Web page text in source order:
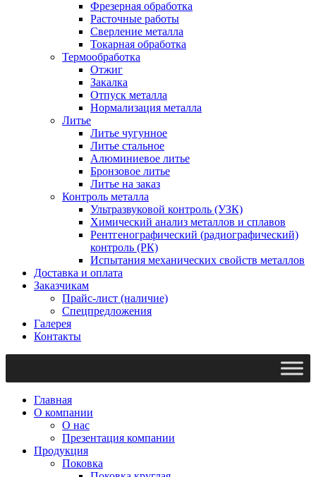
Фрезерная обработка
Расточные работы
Сверление металла
Токарная обработка
Термообработка
Отжиг
Закалка
Отпуск металла
Нормализация металла
Литье
Литье чугунное
Литье стальное
Алюминиевое литье
Бронзовое литье
Литье на заказ
Контроль металла
Ультразвуковой контроль (УЗК)
Химический анализ металлов и сплавов
Рентгенографический (радиографический)
контроль (РК)
Испытания механических свойств металлов
Доставка и оплата
Заказчикам
Прайс-лист (наличие)
Спецпредложения
Галерея
Контакты
Главная
О компании
О нас
Презентация компании
Продукция
Поковка